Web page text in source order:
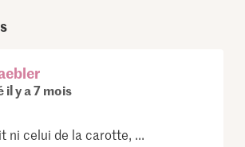
il y a 7 mois
ni celui de la carotte, ...